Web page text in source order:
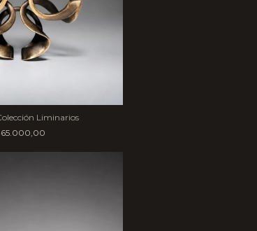
Liminarios